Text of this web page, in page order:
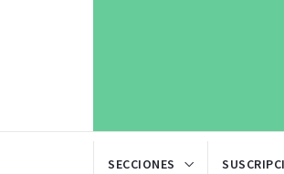
SECCIONES